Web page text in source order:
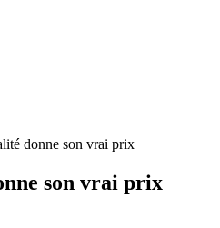
donne son vrai prix
son vrai prix